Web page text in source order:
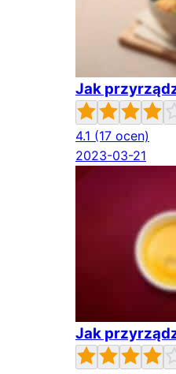
Jak
4.1 (17 ocen)
2023-03-21
Jak